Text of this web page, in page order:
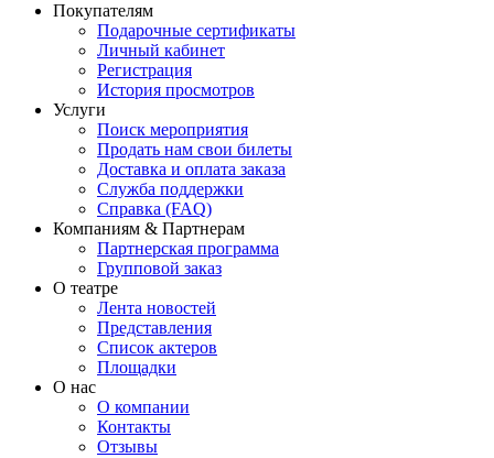
Покупателям
Подарочные сертификаты
Личный кабинет
Регистрация
История просмотров
Услуги
Поиск мероприятия
Продать нам свои билеты
Доставка и оплата заказа
Служба поддержки
Справка (FAQ)
Компаниям & Партнерам
Партнерская программа
Групповой заказ
О театре
Лента новостей
Представления
Список актеров
Площадки
О нас
О компании
Контакты
Отзывы